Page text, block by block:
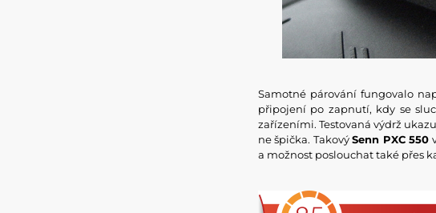
Samotné párování fungovalo
připojení po zapnutí, kdy se
zařízeními. Testovaná výdrž
ne špička. TakovýSenn PXC 550
a možnost poslouchat také přes